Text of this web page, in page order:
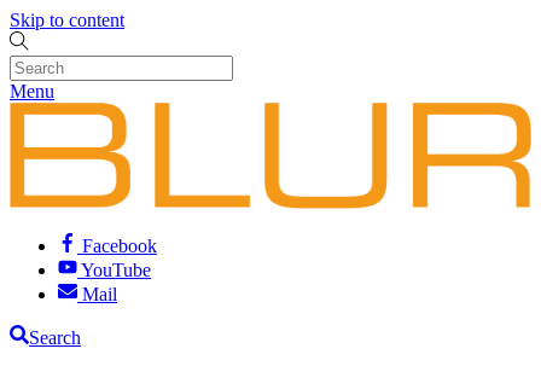
Skip to content
Menu
Facebook
YouTube
Mail
Search